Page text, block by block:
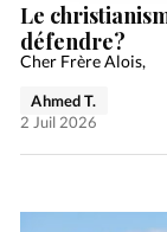
Le
défendre?
Cher Frère Alois,
Ahmed T.
2 Juil 2026